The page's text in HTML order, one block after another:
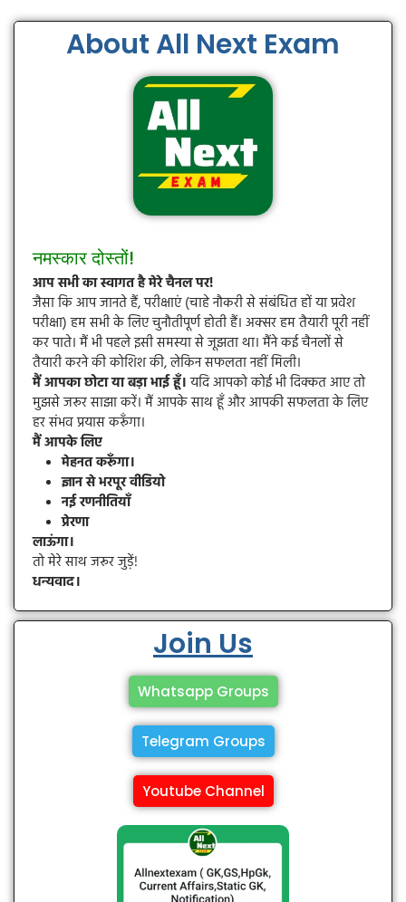
About All Next Exam
नमस्कार दोस्तों!
आप सभी का स्वागत है मेरे चैनल पर!
जैसा कि आप जानते हैं, परीक्षाएं (चाहे नौकरी से संबंधित हों या प्रवेश
परीक्षा) हम सभी के लिए चुनौतीपूर्ण होती हैं। अक्सर हम तैयारी पूरी नहीं
कर पाते। मैं भी पहले इसी समस्या से जूझता था। मैंने कई चैनलों से
तैयारी करने की कोशिश की, लेकिन सफलता नहीं मिली।
मैं आपका छोटा या बड़ा भाई हूँ।यदि आपको कोई भी दिक्कत आए तो
मुझसे जरूर साझा करें। मैं आपके साथ हूँ और आपकी सफलता के लिए
हर संभव प्रयास करूँगा।
मैं आपके लिए
मेहनत करूँगा।
ज्ञान से भरपूर वीडियो
नई रणनीतियाँ
प्रेरणा
लाऊंगा।
तो मेरे साथ जरूर जुड़ें!
धन्यवाद।
Join Us
Whatsapp Groups
Telegram Groups
Youtube Channel